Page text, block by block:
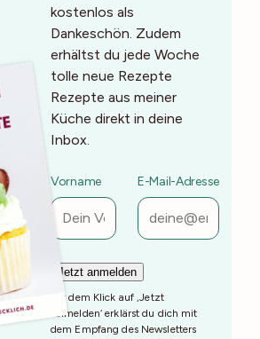
kostenlos als
Dankeschön. Zudem
erhältst du jede Woche
tolle neue Rezepte
Rezepte aus meiner
Küche direkt in deine
Inbox.
Vorname E-Mail-Adresse
Mit dem Klick auf ‚Jetzt
Anmelden‘ erklärst du dich mit
dem Empfang des Newsletters